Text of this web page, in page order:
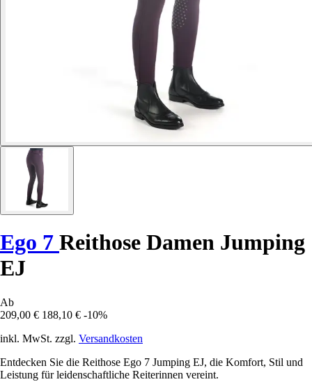
Ego 7 Reithose Damen Jumping
EJ
Ab
209,00 € 188,10 € -10%
inkl. MwSt. zzgl. Versandkosten
Entdecken Sie die Reithose Ego 7 Jumping EJ, die Komfort, Stil und
Leistung für leidenschaftliche Reiterinnen vereint.